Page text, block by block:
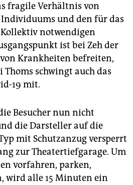
fragile Verhältnis von
und den für das
notwendigen
ist bei Zeh der
Krankheiten befreiten,
schwingt auch das
19 mit.
Besucher nun nicht
die Darsteller auf die
mit Schutzanzug versperrt
zur Theatertiefgarage. Um
vorfahren, parken,
wird alle 15 Minuten ein